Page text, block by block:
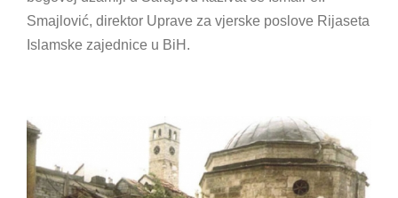
Smajlović, direktor Uprave za vjerske poslove Rijaseta
Islamske zajednice u BiH.